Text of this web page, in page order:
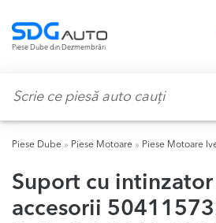
navigation
content
Piese Dube din Dezmembrări
Piese Dube » Piese Motoare » Piese Motoare
Suport cu intinzator
accesorii